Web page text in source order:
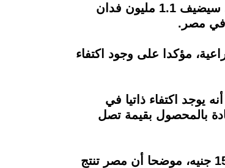
صرح السيد القصير، وزير الزراعة في لقاء خاص مع الإعلامي أحمد موسى، من سيناء، بان مشروع توشكي سيضيف 1.1 مليون فدان
في مصر.
مؤكدا على وجود اكتفاء
يوجد اكتفاء ذاتيا في
على توفير زيادة بالمحصول بقيمة تصل
ومن ناحية أخرى، قال القصير، أنه تم شراء إردب القمح خلال موسم الحصاد الماضي بسعر يبلغ حوالي 1500 جنيه، موضحا أن مصر تنتج